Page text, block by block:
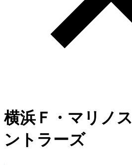
横浜Ｆ・マリノス
ントラーズ